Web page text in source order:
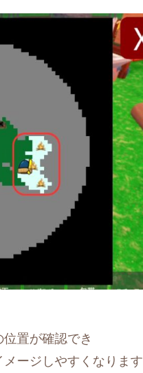
置が確認でき
ージしやすくなります